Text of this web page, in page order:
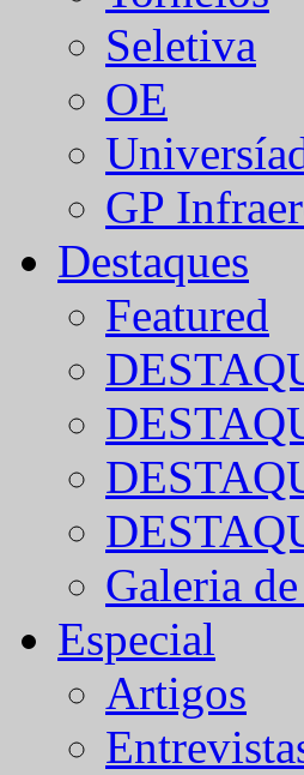
Seletiva
OE
GP
Destaques
Featured
Galeria
Especial
Artigos